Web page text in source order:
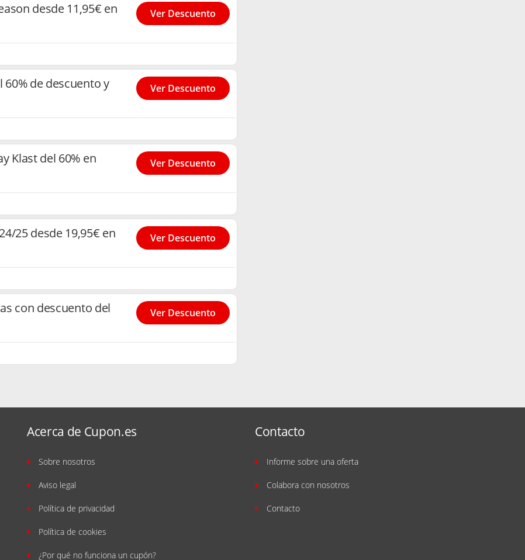
desde 11,95€ en
Ver Descuento
60% de descuento y
Ver Descuento
Klast del 60% en
Ver Descuento
25 desde 19,95€ en
Ver Descuento
con descuento del
Ver Descuento
Acerca de Cupon.es
Sobre nosotros
Aviso legal
Política de privacidad
Política de cookies
¿Por qué no funciona un cupón?
Contacto
Informe sobre una oferta
Colabora con nosotros
Contacto